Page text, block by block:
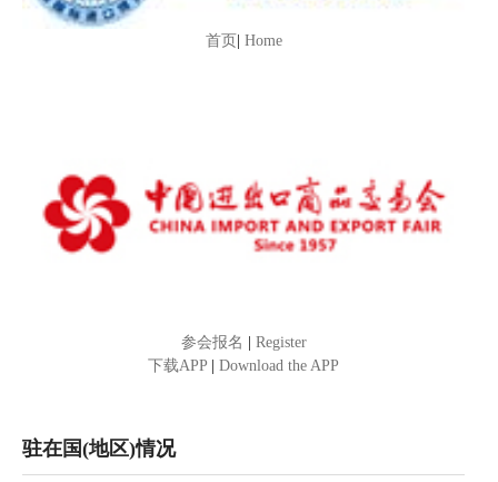
首页| Home
参会报名
Register
下载APP
Download the APP
驻在国(地区)情况